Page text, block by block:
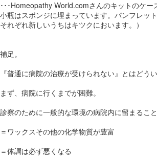
･･･Homeopathy World.comさんのキットのケー
小瓶はスポンジに埋まっています。パンフレット
それぞれ新しいうちはキツクにおいます。）
補足。
『普通に病院の治療が受けられない』とはどう
まず、病院に行くまでが困難。
診察のために一般的な環境の病院内に留まること
＝ワックスその他の化学物質が豊富
＝体調は必ず悪くなる